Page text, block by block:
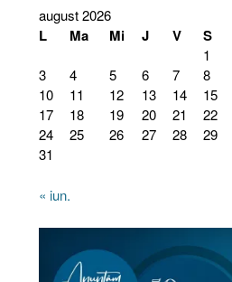
august 2026
L Ma Mi J V S
1
3
4 5 6 7 8
10
11 12 13 14 15
17
18 19 20 21 22
24
25 26 27 28 29
31
« iun.